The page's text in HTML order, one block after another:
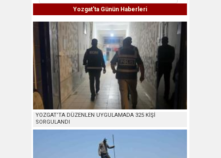
Yozgat'ta Günün Haberleri
YOZGAT’TA DÜZENLEN UYGULAMADA 325 KİŞİ
SORGULANDI